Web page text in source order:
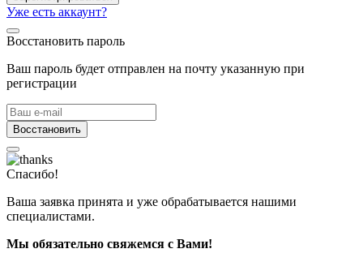
Уже есть аккаунт?
Восстановить пароль
Ваш пароль будет отправлен на почту указанную при
регистрации
Восстановить
Спасибо!
Ваша заявка принята и уже обрабатывается нашими
специалистами.
Мы обязательно свяжемся с Вами!